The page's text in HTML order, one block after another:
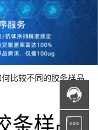
何比较不同的胶条样品
条样品